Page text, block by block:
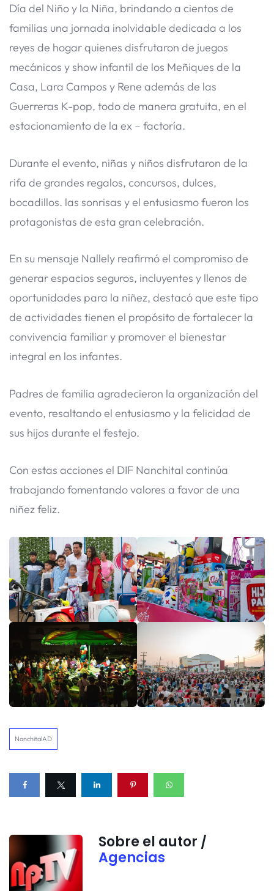
Día del Niño y la Niña, brindando a cientos de
familias una jornada inolvidable dedicada a los
reyes de hogar quienes disfrutaron de juegos
mecánicos y show infantil de los Meñiques de la
Casa, Lara Campos y Rene además de las
Guerreras K-pop, todo de manera gratuita, en el
estacionamiento de la ex – factoría.
Durante el evento, niñas y niños disfrutaron de la
rifa de grandes regalos, concursos, dulces,
bocadillos. las sonrisas y el entusiasmo fueron los
protagonistas de esta gran celebración.
En su mensaje Nallely reafirmó el compromiso de
generar espacios seguros, incluyentes y llenos de
oportunidades para la niñez, destacó que este tipo
de actividades tienen el propósito de fortalecer la
convivencia familiar y promover el bienestar
integral en los infantes.
Padres de familia agradecieron la organización del
evento, resaltando el entusiasmo y la felicidad de
sus hijos durante el festejo.
Con estas acciones el DIF Nanchital continúa
trabajando fomentando valores a favor de una
niñez feliz.
NanchitalAD
Sobre el autor /
Agencias